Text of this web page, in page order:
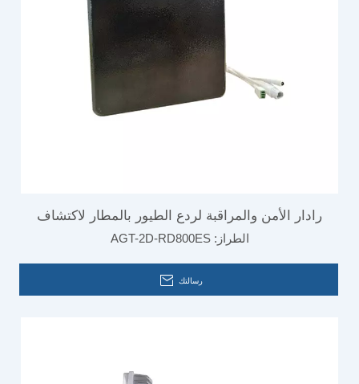
رادار الأمن والمراقبة لردع الطيور بالمطار لاكتشاف
الأهداف المتحركةالطراز: AGT-2D-RD800ES
رسالتك